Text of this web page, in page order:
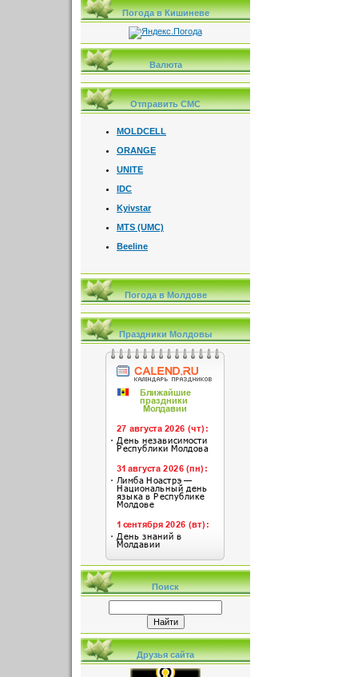
Погода в Кишиневе
Валюта
Отправить СМС
MOLDCELL
ORANGE
UNITE
IDC
Kyivstar
MTS (UMC)
Beeline
Погода в Молдове
Праздники Молдовы
Поиск
Друзья сайта